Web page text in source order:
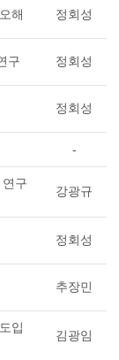
해 정회성
구 정회성
정회성
-
구
강광규
정회성
추장민
입
김광임